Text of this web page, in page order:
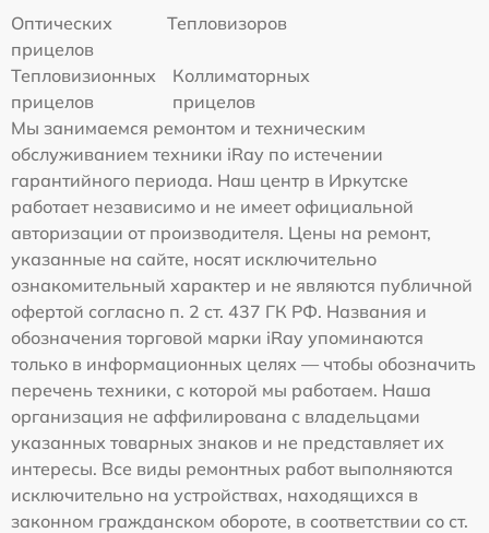
Оптических
прицелов
Тепловизоров
Тепловизионных
прицелов
Коллиматорных
прицелов
Мы занимаемся ремонтом и техническим
обслуживанием техники iRay по истечении
гарантийного периода. Наш центр в Иркутске
работает независимо и не имеет официальной
авторизации от производителя. Цены на ремонт,
указанные на сайте, носят исключительно
ознакомительный характер и не являются публичной
офертой согласно п. 2 ст. 437 ГК РФ. Названия и
обозначения торговой марки iRay упоминаются
только в информационных целях — чтобы обозначить
перечень техники, с которой мы работаем. Наша
организация не аффилирована с владельцами
указанных товарных знаков и не представляет их
интересы. Все виды ремонтных работ выполняются
исключительно на устройствах, находящихся в
законном гражданском обороте, в соответствии со ст.